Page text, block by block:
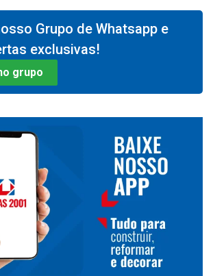
Grupo de Whatsapp e
exclusivas!
grupo